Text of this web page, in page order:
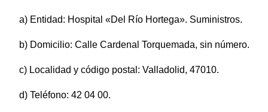
a) Entidad: Hospital «Del Río Hortega». Suministros.
b) Domicilio: Calle Cardenal Torquemada, sin número.
c) Localidad y código postal: Valladolid, 47010.
d) Teléfono: 42 04 00.